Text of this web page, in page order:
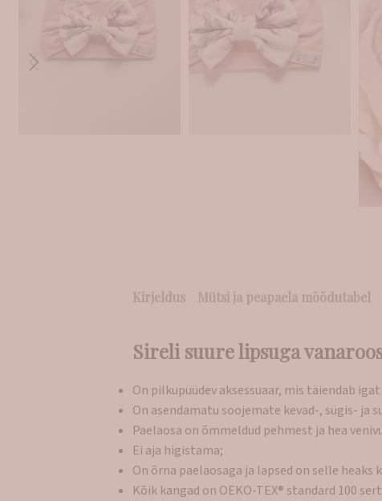
Kirjeldus Mütsi ja peapaela mõõdutabel
Sireli suure lipsuga
On pilkupüüdev aksessuaar, mis täiendab
On asendamatu soojemate kevad-, sügis- ja
Paelaosa on õmmeldud pehmest ja hea
Ei aja higistama;
On õrna paelaosaga ja lapsed on selle heaks
Kõik kangad on OEKO-TEX® standard 100